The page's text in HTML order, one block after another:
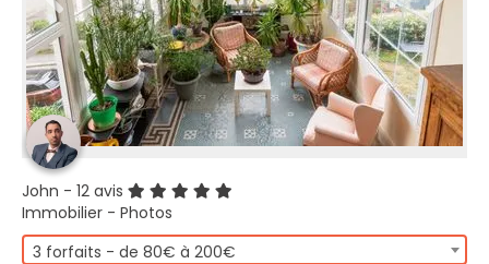
John - 12 avis
Immobilier - Photos
3 forfaits - de 80€ à 200€